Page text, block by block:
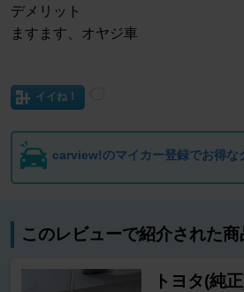
デメリット
ますます、オヤジ車
イイね！
carview!のマイカー登録でお得な
このレビューで紹介された商
トヨタ(純